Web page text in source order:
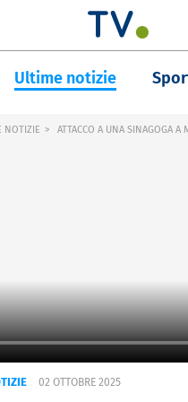
Ultime notizie
NOTIZIE ATTACCO A UNA SINAGOGA A
02 OTTOBRE 2025